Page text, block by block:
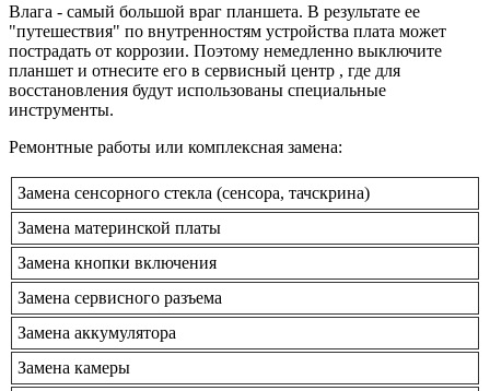
Влага - самый большой враг планшета. В результате ее
"путешествия" по внутренностям устройства плата может
пострадать от коррозии. Поэтому немедленно выключите
планшет и отнесите его в сервисный центр , где для
восстановления будут использованы специальные
инструменты.
Ремонтные работы или комплексная замена:
Замена сенсорного стекла (сенсора, тачскрина)
Замена материнской платы
Замена кнопки включения
Замена сервисного разъема
Замена аккумулятора
Замена камеры